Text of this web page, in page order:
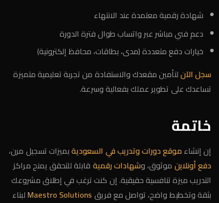
شهادة رقمية معتمدة عند الانتهاء
دعم فني مباشر عبر واتساب طوال فترة الدورة
خيارات دفع متعددة (مدى، بطاقات، محافظ إلكترونية)
سجل الآنلتأمين مقعدك والاستفادة من تجربة تعليمية متميزة
تساعدك على تطوير عملك بفعالية وسرعة.
خاتمة
إن إنشاءموقع دورات وتدريب في السعوديةبميزات تسجيل مرن،
دفع أونلاين موثوق، وشهادات رقمية قابلة للتحقق يمنح مراكز
التدريب ميزة تنافسية حقيقية. إن كنت ترغب في إطلاق مشروعك
بثقة وتخطيط واضح، تواصل مع فريق Maestro Solutions لبناء